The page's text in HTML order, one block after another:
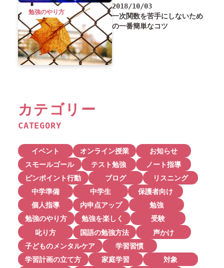
2018/10/03
一次関数を苦手にしないため
の一番簡単なコツ
勉強のやり方
カテゴリー
CATEGORY
イベント オンライン授業
お知らせ
スモールゴール
テスト勉強
ノート指導
ピンポイント行動
ブログ
リスニング
中学準備
中学生
保護者向け
個人指導
内申点アップ
勉強
勉強のやり方
勉強を楽しく
受験
叱り方
国語の勉強方法
声かけ
子どものメンタルケア
学習習慣
学習計画の立て方
家庭学習
対象